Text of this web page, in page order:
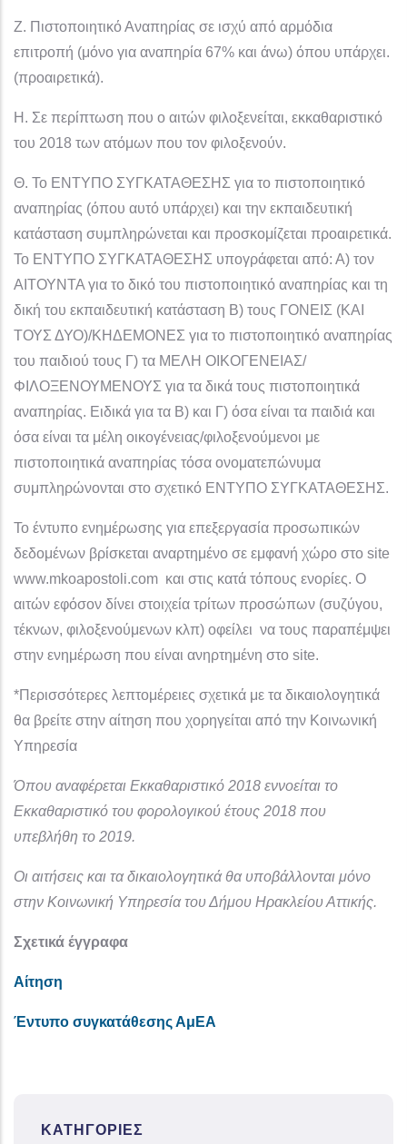
Ζ. Πιστοποιητικό Αναπηρίας σε ισχύ από αρμόδια
επιτροπή (μόνο για αναπηρία 67% και άνω) όπου υπάρχει.
(προαιρετικά).
Η. Σε περίπτωση που ο αιτών φιλοξενείται, εκκαθαριστικό
του 2018 των ατόμων που τον φιλοξενούν.
Θ. Το ΕΝΤΥΠΟ ΣΥΓΚΑΤΑΘΕΣΗΣ για το πιστοποιητικό
αναπηρίας (όπου αυτό υπάρχει) και την εκπαιδευτική
κατάσταση συμπληρώνεται και προσκομίζεται προαιρετικά.
Το ΕΝΤΥΠΟ ΣΥΓΚΑΤΑΘΕΣΗΣ υπογράφεται από: Α) τον
ΑΙΤΟΥΝΤΑ για το δικό του πιστοποιητικό αναπηρίας και τη
δική του εκπαιδευτική κατάσταση Β) τους ΓΟΝΕΙΣ (ΚΑΙ
ΤΟΥΣ ΔΥΟ)/ΚΗΔΕΜΟΝΕΣ για το πιστοποιητικό αναπηρίας
του παιδιού τους Γ) τα ΜΕΛΗ ΟΙΚΟΓΕΝΕΙΑΣ/
ΦΙΛΟΞΕΝΟΥΜΕΝΟΥΣ για τα δικά τους πιστοποιητικά
αναπηρίας. Ειδικά για τα Β) και Γ) όσα είναι τα παιδιά και
όσα είναι τα μέλη οικογένειας/φιλοξενούμενοι με
πιστοποιητικά αναπηρίας τόσα ονοματεπώνυμα
συμπληρώνονται στο σχετικό ΕΝΤΥΠΟ ΣΥΓΚΑΤΑΘΕΣΗΣ.
Το έντυπο ενημέρωσης για επεξεργασία προσωπικών
δεδομένων βρίσκεται αναρτημένο σε εμφανή χώρο στο site
www.mkoapostoli.com και στις κατά τόπους ενορίες. Ο
αιτών εφόσον δίνει στοιχεία τρίτων προσώπων (συζύγου,
τέκνων, φιλοξενούμενων κλπ) οφείλει να τους παραπέμψει
στην ενημέρωση που είναι ανηρτημένη στο site.
*Περισσότερες λεπτομέρειες σχετικά με τα δικαιολογητικά
θα βρείτε στην αίτηση που χορηγείται από την Κοινωνική
Υπηρεσία
Όπου αναφέρεται Εκκαθαριστικό 2018 εννοείται το
Εκκαθαριστικό του φορολογικού έτους 2018 που
υπεβλήθη το 2019.
Οι αιτήσεις και τα δικαιολογητικά θα υποβάλλονται μόνο
στην Κοινωνική Υπηρεσία του Δήμου Ηρακλείου Αττικής.
Σχετικά έγγραφα
Αίτηση
Έντυπο συγκατάθεσης ΑμΕΑ
ΚΑΤΗΓΟΡΊΕΣ